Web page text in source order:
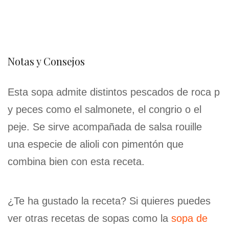
Notas y Consejos
Esta sopa admite distintos pescados de roca p
y peces como el salmonete, el congrio o el
peje. Se sirve acompañada de salsa rouille
una especie de alioli con pimentón que
combina bien con esta receta.
¿Te ha gustado la receta? Si quieres puedes
ver otras recetas de sopas como la sopa de